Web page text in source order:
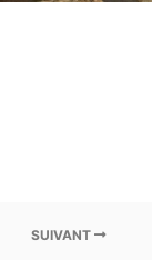
SUIVANT